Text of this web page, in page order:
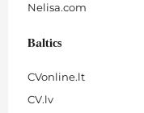
Nelisa.com
Baltics
CVonline.lt
CV.lv